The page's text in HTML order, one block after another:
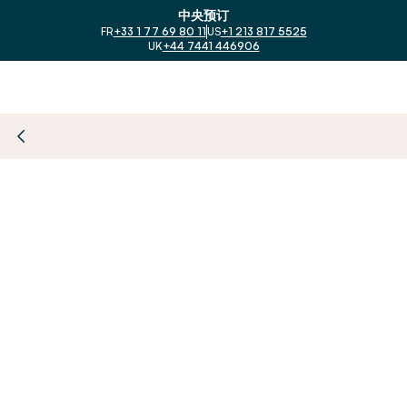
中央预订
FR+33 1 77 69 80 11US+1 213 817 5525
UK+44 7441 446906